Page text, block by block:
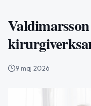
9 maj 2026